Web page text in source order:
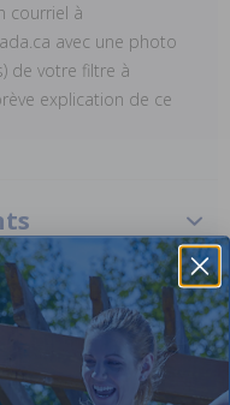
courriel à
avec une photo
de votre filtre à
explication de ce
Cartridge Filter Data